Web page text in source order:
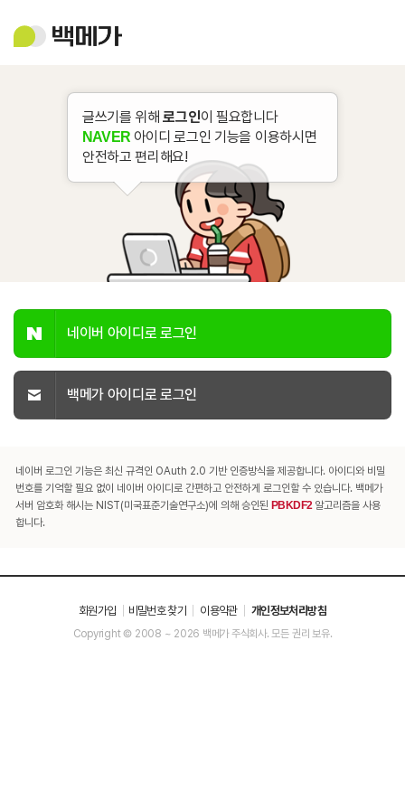
백
메
글쓰기를 위해로그인이 필요합니다
NAVER 아이디 로그인 기능을 이용하시면
안전하고 편리해요!
네이버 아이디로 로그인
백메가 아이디로 로그인
네이버 로그인 기능은 최신 규격인 OAuth 2.0 기반 인증방식을 제공합니다. 아이디와 비밀
번호를 기억할 필요 없이 네이버 아이디로 간편하고 안전하게 로그인할 수 있습니다. 백메가
서버 암호화 해시는 NIST(미국표준기술연구소)에 의해 승인된 PBKDF2알고리즘을 사용
합니다.
회원가입 비밀번호 찾기 이용약관 개인정보처리방침
Copyright © 2008 ~ 2026 백메가 주식회사. 모든 권리 보유.